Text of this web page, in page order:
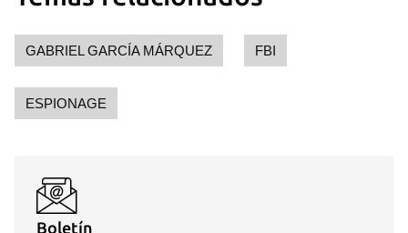
GABRIEL GARCÍA MÁRQUEZ FBI
ESPIONAGE
Boletín